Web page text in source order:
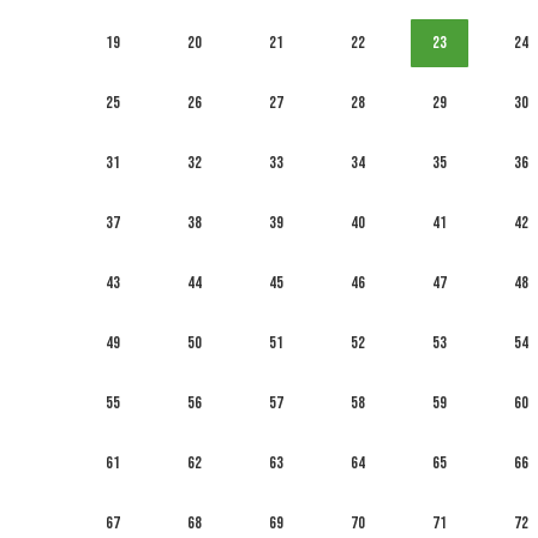
19 20 21 22 23 24
25 26 27 28 29 30
31 32 33 34 35 36
37 38 39 40 41 42
43 44 45 46 47 48
49 50 51 52 53 54
55 56 57 58 59 60
61 62 63 64 65 66
67 68 69 70 71 72